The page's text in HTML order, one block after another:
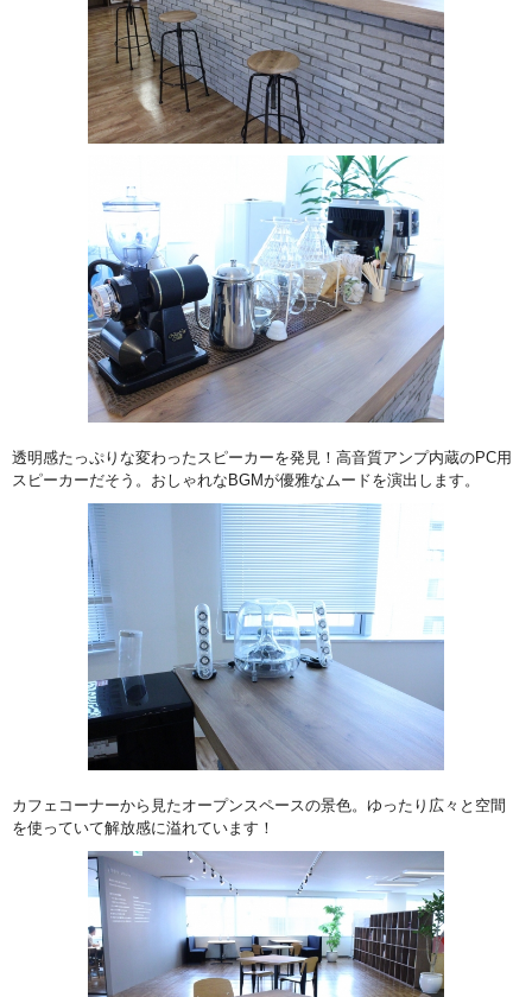
透明感たっぷりな変わったスピーカーを発見！高音質アンプ内蔵のPC用
スピーカーだそう。おしゃれなBGMが優雅なムードを演出します。
カフェコーナーから見たオープンスペースの景色。ゆったり広々と空間
を使っていて解放感に溢れています！